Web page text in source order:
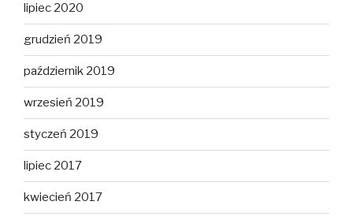
lipiec 2020
grudzień 2019
październik 2019
wrzesień 2019
styczeń 2019
lipiec 2017
kwiecień 2017